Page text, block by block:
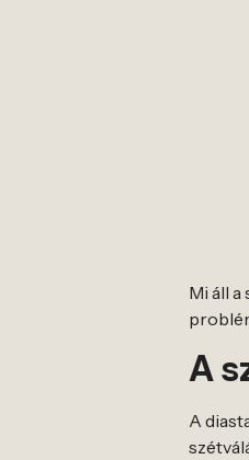
Mi áll
A
A